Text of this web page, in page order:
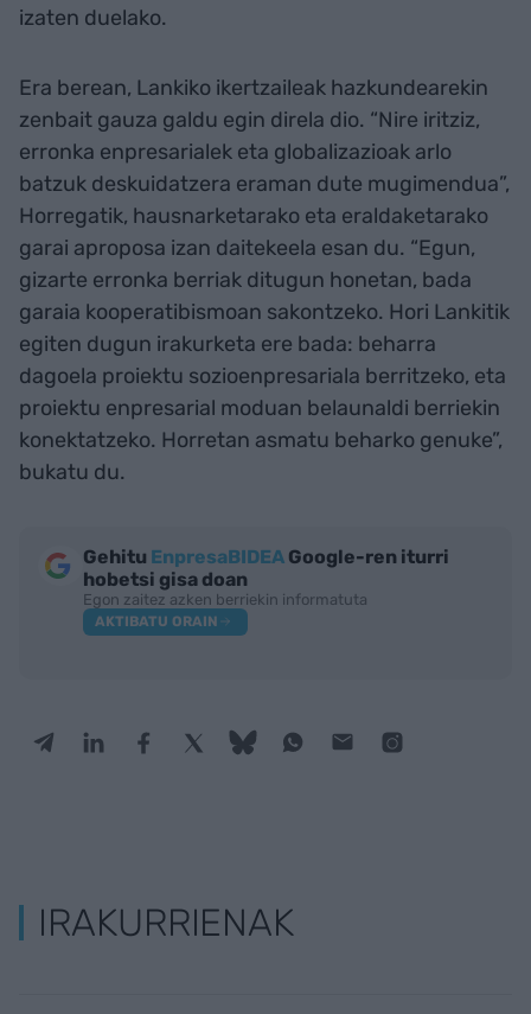
izaten duelako.
Era berean, Lankiko ikertzaileak hazkundearekin
zenbait gauza galdu egin direla dio. “Nire iritziz,
erronka enpresarialek eta globalizazioak arlo
batzuk deskuidatzera eraman dute mugimendua”,
Horregatik, hausnarketarako eta eraldaketarako
garai aproposa izan daitekeela esan du. “Egun,
gizarte erronka berriak ditugun honetan, bada
garaia kooperatibismoan sakontzeko. Hori Lankitik
egiten dugun irakurketa ere bada: beharra
dagoela proiektu sozioenpresariala berritzeko, eta
proiektu enpresarial moduan belaunaldi berriekin
konektatzeko. Horretan asmatu beharko genuke”,
bukatu du.
Gehitu EnpresaBIDEA Google-ren iturri
hobetsi gisa doan
Egon zaitez azken berriekin informatuta
AKTIBATU ORAIN
IRAKURRIENAK